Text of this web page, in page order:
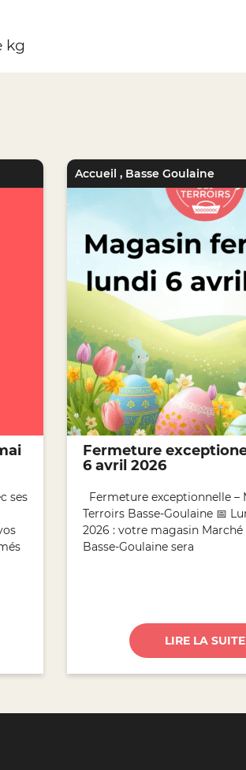
kg
ses
Accueil , Basse Goulaine
Fermeture
6 avril 2026
Fermeture exceptionnelle –
Terroirs Basse-Goulaine 📅
2026 : votre magasin Marché
Basse-Goulaine sera
LIRE LA SUITE